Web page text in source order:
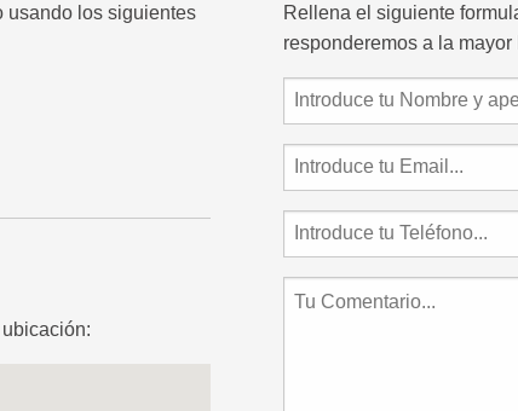
usando los siguientes
Rellena el siguiente
responderemos a la